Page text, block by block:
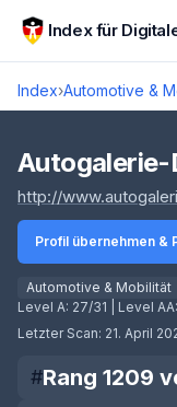
Zum Hauptinhalt
Index für
Index›Automotive &
Score lädt
Autogalerie-
http://
Profil übernehmen &
Automotive & Mobilität
Level A: 27/31 | Level AA:
Letzter Scan: 21. April
#Rang 1209